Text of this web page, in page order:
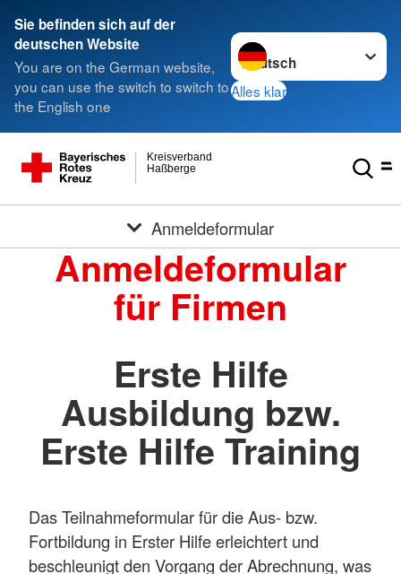
Sie befinden sich auf der
deutschen Website
You are on the German website,
you can use the switch to switch to
the English one
Sprache wechseln zu
Alles klar
Haßberge
Kreisverband
Anmeldeformular
Anmeldeformular
für Firmen
Erste Hilfe
Ausbildung bzw.
Erste Hilfe Training
Das Teilnahmeformular für die Aus- bzw.
Fortbildung in Erster Hilfe erleichtert und
beschleunigt den Vorgang der Abrechnung, was